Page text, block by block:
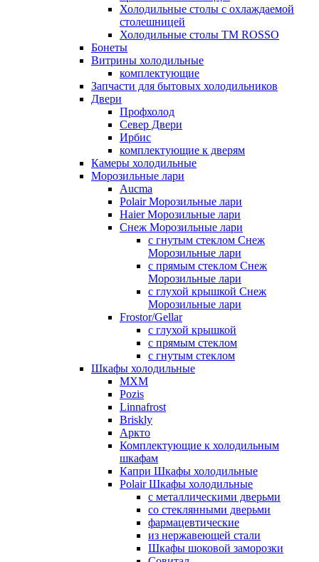
Холодильные столы с охлаждаемой
столешницей
Холодильные столы ТМ ROSSO
Бонеты
Витрины холодильные
комплектующие
Запчасти для бытовых холодильников
Двери
Профхолод
Север Двери
Ирбис
комплектующие к дверям
Камеры холодильные
Морозильные лари
Aucma
Polair Морозильные лари
Haier Морозильные лари
Снеж Морозильные лари
с гнутым стеклом Снеж
Морозильные лари
с прямым стеклом Снеж
Морозильные лари
с глухой крышкой Снеж
Морозильные лари
Frostor/Gellar
с глухой крышкой
с прямым стеклом
с гнутым стеклом
Шкафы холодильные
МХМ
Pozis
Linnafrost
Briskly
Аркто
Комплектующие к холодильным
шкафам
Капри Шкафы холодильные
Polair Шкафы холодильные
с металлическими дверьми
со стеклянными дверьми
фармацевтические
из нержавеющей стали
Шкафы шоковой заморозки